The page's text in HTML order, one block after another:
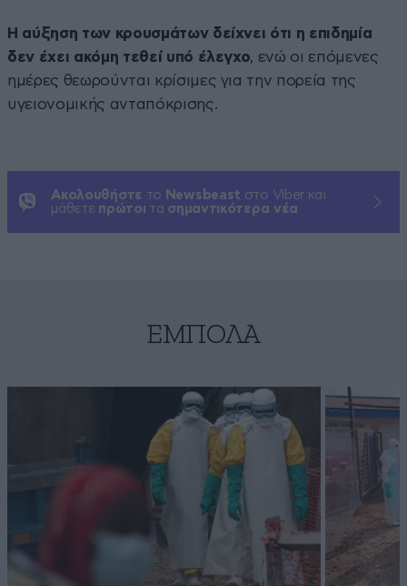
Η αύξηση των κρουσμάτων δείχνει ότι η επιδημία
δεν έχει ακόμη τεθεί υπό έλεγχο, ενώ οι επόμενες
ημέρες θεωρούνται κρίσιμες για την πορεία της
υγειονομικής ανταπόκρισης.
Ακολουθήστε το Newsbeast στο Viber και
μάθετε πρώτοι τα σημαντικότερα νέα
ΈΜΠΟΛΑ